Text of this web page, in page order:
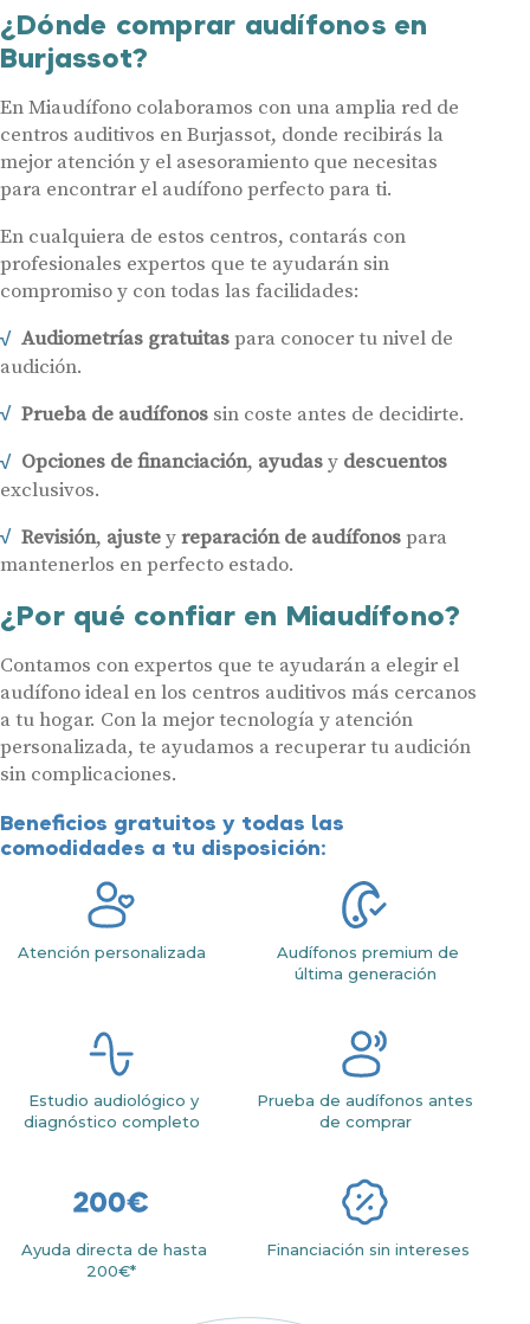
¿Dónde comprar audífonos en
Burjassot?
En Miaudífono colaboramos con una amplia red de
centros auditivos en Burjassot, donde recibirás la
mejor atención y el asesoramiento que necesitas
para encontrar el audífono perfecto para ti.
En cualquiera de estos centros, contarás con
profesionales expertos que te ayudarán sin
compromiso y con todas las facilidades:
Audiometrías gratuitaspara conocer tu nivel de
audición.
Prueba de audífonossin coste antes de decidirte.
Opciones de financiación, ayudasy descuentos
exclusivos.
Revisión, ajusteyreparación de audífonospara
mantenerlos en perfecto estado.
¿Por qué confiar en Miaudífono?
Contamos con expertos que te ayudarán a elegir el
audífono ideal en los centros auditivos más cercanos
a tu hogar. Con la mejor tecnología y atención
personalizada, te ayudamos a recuperar tu audición
sin complicaciones.
Beneficios gratuitos y todas las
comodidades a tu disposición:
Atención personalizada
Audífonos premium de
última generación
Estudio audiológico y
diagnóstico completo
Prueba de audífonos antes
de comprar
Ayuda directa de hasta
200€*
Financiación sin intereses